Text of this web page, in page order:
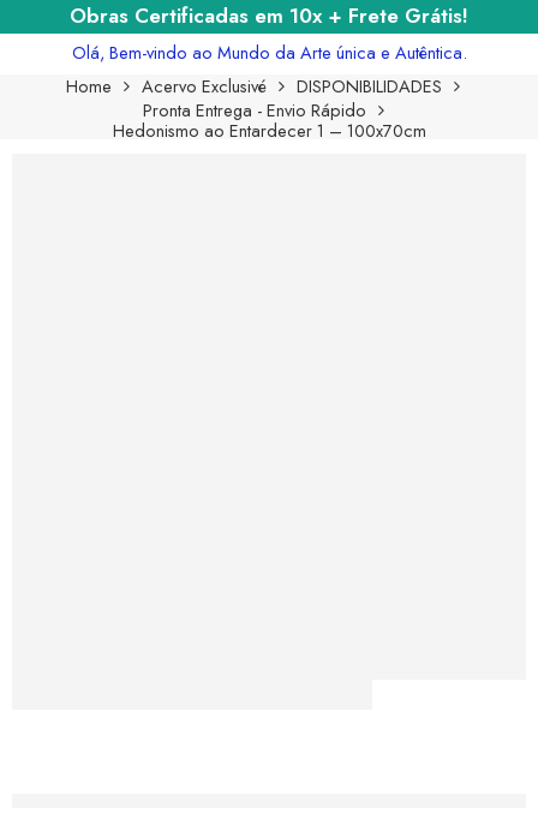
Obras Certificadas em 10x + Frete Grátis!
Olá, Bem-vindo ao Mundo da Arte única e Autêntica.
Home
Acervo Exclusivé
DISPONIBILIDADES
Pronta Entrega - Envio Rápido
Hedonismo ao Entardecer 1 – 100x70cm